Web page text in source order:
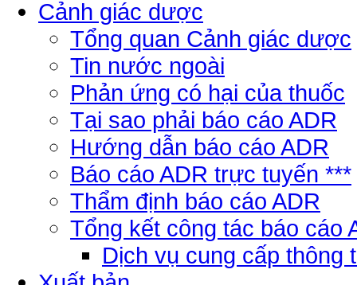
Cảnh giác dược
Tổng quan Cảnh giác dược
Tin nước ngoài
Phản ứng có hại của thuốc
Tại sao phải báo cáo ADR
Hướng dẫn báo cáo ADR
Báo cáo ADR trực tuyến ***
Thẩm định báo cáo ADR
Tổng kết công tác báo cáo
Dịch vụ cung cấp thông